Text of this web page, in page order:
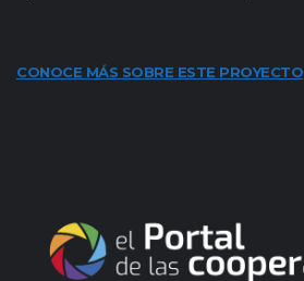
CONOCE MÁS SOBRE ESTE PROYECTO